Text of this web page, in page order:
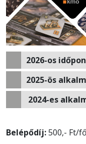
2026-os
2025-ös
2024-es
Belépődíj:500,- Ft/